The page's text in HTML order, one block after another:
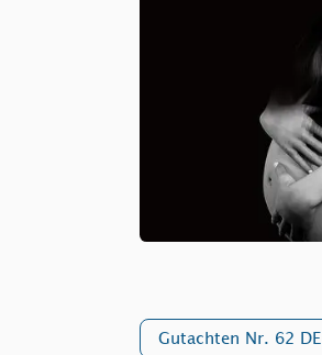
Gutachten Nr. 62 DE